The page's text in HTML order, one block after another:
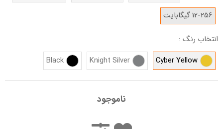
12-256 گیگابایت
انتخاب رنگ :
Cyber Yellow
Knight Silver
Black
ناموجود